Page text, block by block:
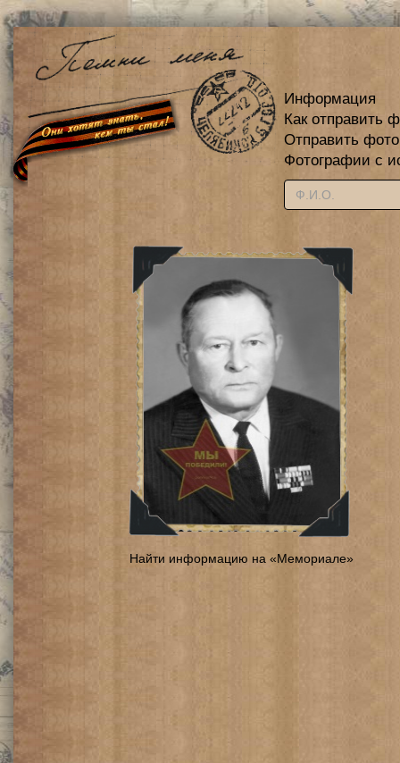
Информация
Как отправить
Отправить
Фотографии с
Найти информацию на «Мемориале»